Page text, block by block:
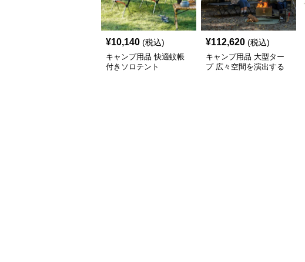
¥10,140 (税込)
キャンプ用品 快適蚊帳
付きソロテント
¥112,620 (税込)
キャンプ用品 大型ター
プ 広々空間を演出する